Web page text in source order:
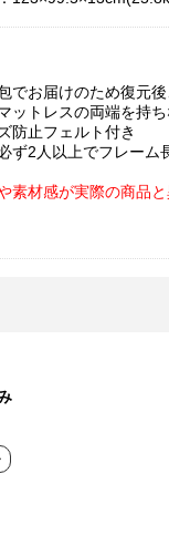
でお届けのため復元
ットレスの両端を持
防止フェルト付き
ず2人以上でフレーム
素材感が実際の商品